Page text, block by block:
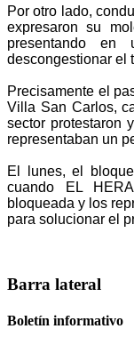
Por otro lado,
expresaron su
presentando en
descongestionar el
Precisamente el
Villa San Carlos,
sector protestaron
representaban un
El lunes, el
cuando EL
bloqueada y los
para solucionar el
Barra lateral
Boletín informativo